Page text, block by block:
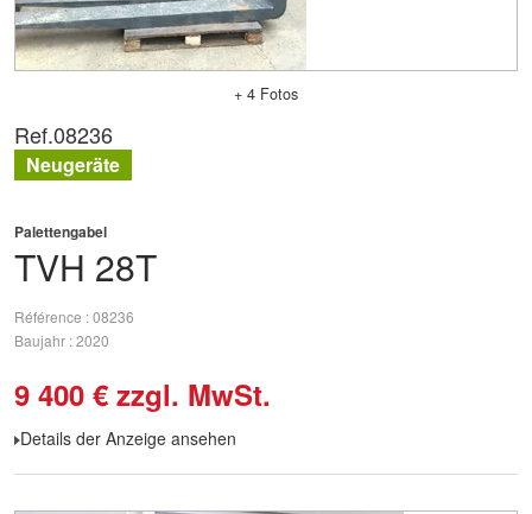
+ 4 Fotos
TVH 28T
Palettengabel
Référence 08236
Baujahr 2020
9 400 € zzgl. MwSt.
Details der Anzeige ansehen
Ref.08236
Neugeräte